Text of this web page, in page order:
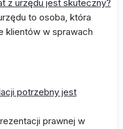
z urzędu jest skuteczny?
to osoba, która
klientów w sprawach
potrzebny jest
prawnej w